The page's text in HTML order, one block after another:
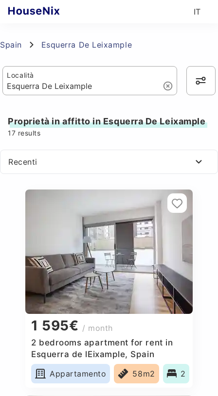
IT
Spain Esquerra De Leixample
Località
Proprietà in affitto in Esquerra De Leixample
17 results
Recenti
1 595€ / month
2 bedrooms apartment for rent in
Esquerra de lEixample, Spain
Appartamento
58m2 2